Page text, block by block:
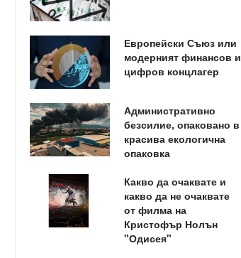
Европейски Съюз или
модерният финансов и
цифров концлагер
Административно
безсилие, опаковано в
красива екологична
опаковка
Какво да очаквате и
какво да не очаквате
от филма на
Кристофър Нолън
"Одисея"